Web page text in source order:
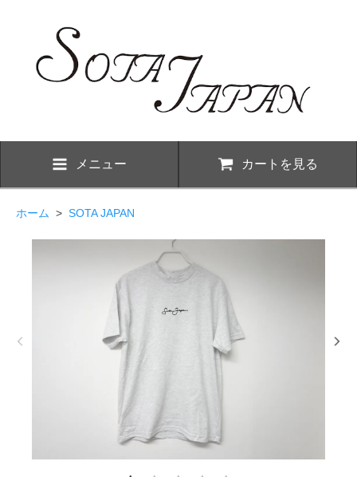
メニュー カートを見る
ホーム > SOTA JAPAN